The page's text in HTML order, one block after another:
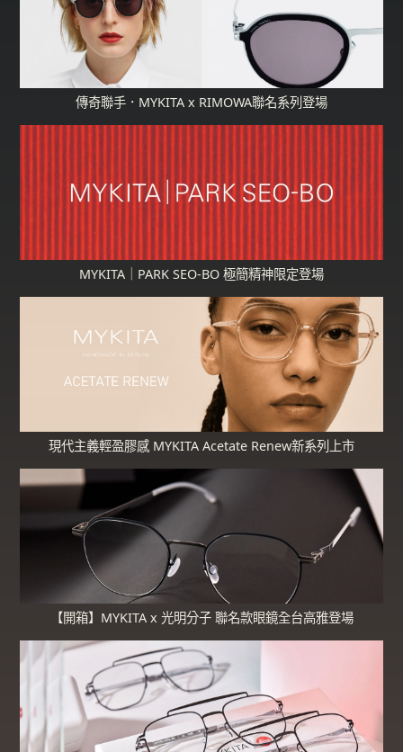
傳奇聯手．MYKITA x RIMOWA聯名系列登場
MYKITA｜PARK SEO-BO 極簡精神限定登場
現代主義輕盈膠感 MYKITA Acetate Renew新系列上市
【開箱】MYKITA x 光明分子 聯名款眼鏡全台高雅登場